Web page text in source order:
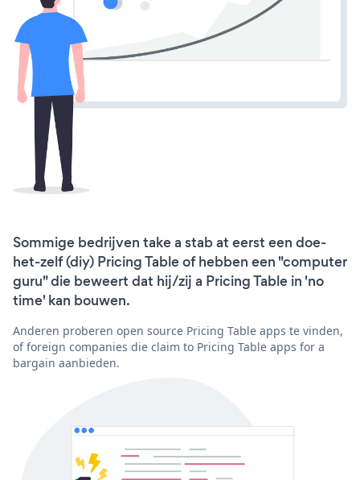
Sommige bedrijven take a stab at eerst een doe-
het-zelf (diy) Pricing Table of hebben een "computer
guru" die beweert dat hij/zij a Pricing Table in 'no
time' kan bouwen.
Anderen proberen open source Pricing Table apps te vinden,
of foreign companies die claim to Pricing Table apps for a
bargain aanbieden.